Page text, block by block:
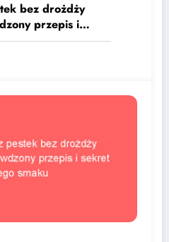
bez drożdży
przepis i